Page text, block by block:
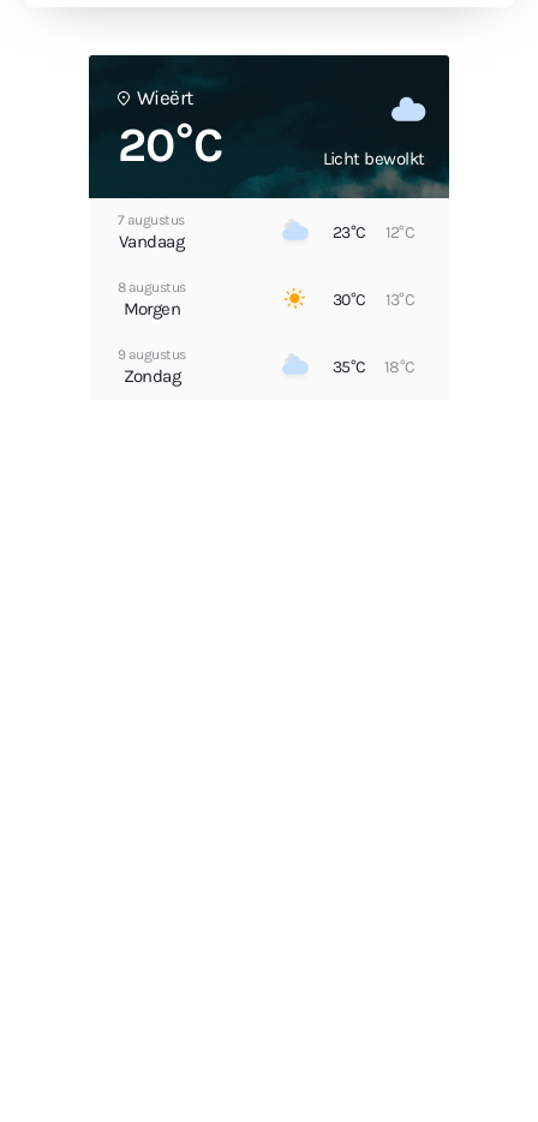
Wieërt
20°C Licht bewolkt
7 augustus
Vandaag 23°C 12°C
8 augustus
Morgen 30°C 13°C
9 augustus
Zondag 35°C 18°C